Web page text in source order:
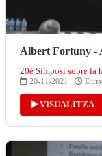
Albert Fortuny -
20è Simposi sobre la
20-11-2021 ·
VISUALITZA